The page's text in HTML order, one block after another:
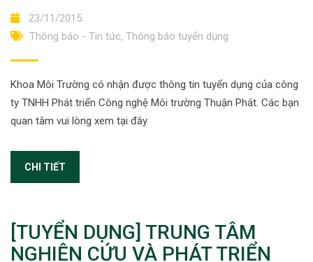
23/11/2015
Thông báo - Tin tức, Thông báo tuyển dụng
Khoa Môi Trường có nhận được thông tin tuyển dụng của công
ty TNHH Phát triển Công nghệ Môi trường Thuận Phát. Các bạn
quan tâm vui lòng xem tại đây
CHI TIẾT
[TUYỂN DỤNG] TRUNG TÂM
NGHIÊN CỨU VÀ PHÁT TRIỂN